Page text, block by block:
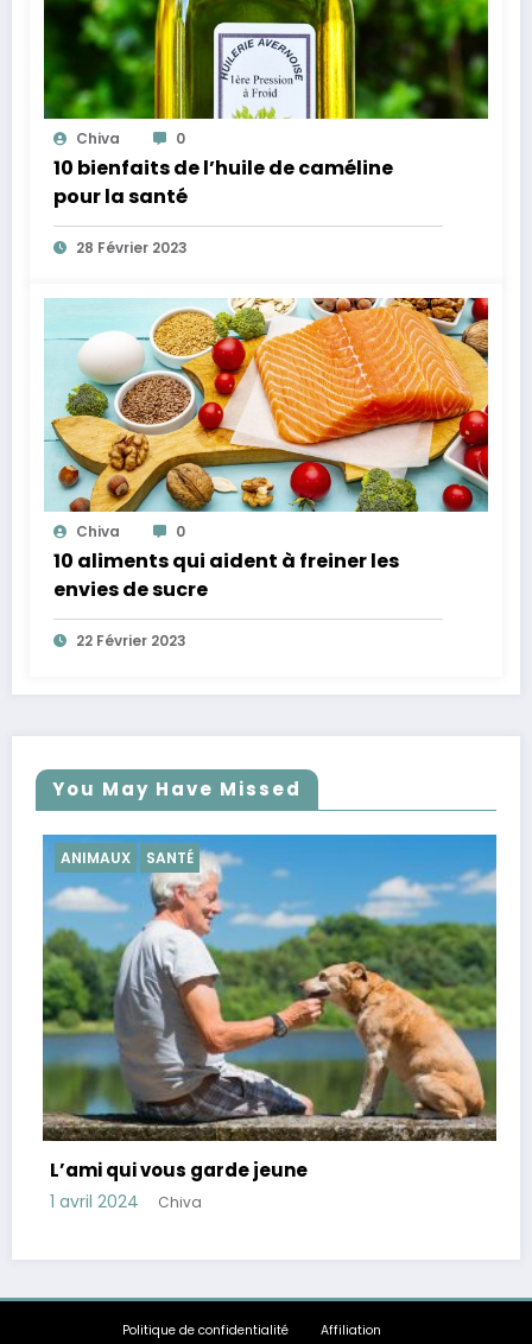
Chiva 0
10 bienfaits de l’huile de caméline
pour la santé
28 Février 2023
Chiva 0
10 aliments qui aident à freiner les
envies de sucre
22 Février 2023
You May Have Missed
Conseils pour réduire le